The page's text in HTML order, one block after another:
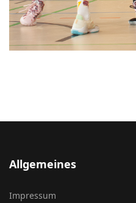
Allgemeines
Impressum